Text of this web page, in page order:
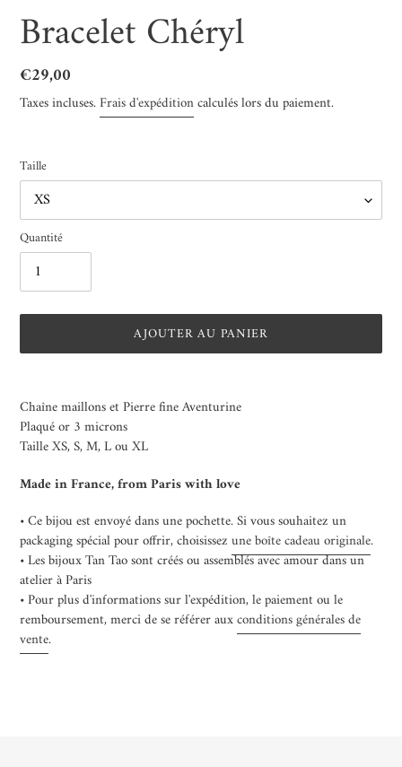
Bracelet Chéryl
Prix
normal
€29,00
Taxes incluses.Frais d'expéditioncalculés lors du paiement.
Taille
Quantité
AJOUTER AU PANIER
d'un
produit
à
panier
Chaîne maillons et Pierre fine Aventurine
Plaqué or 3 microns
Taille XS, S, M, L ou XL
Made in France, from Paris with love
• Ce bijou est envoyé dans une pochette. Si vous souhaitez un
packaging spécial pour offrir, choisissezune boîte cadeau originale.
• Les bijoux Tan Tao sont créés ou assemblés avec amour dans un
atelier à Paris
• Pour plus d'informations sur l'expédition, le paiement ou le
remboursement, merci de se référer auxconditions générales de
vente.